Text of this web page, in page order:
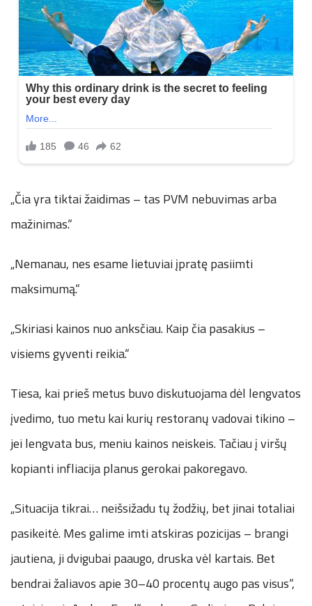
„Čia yra tiktai žaidimas – tas PVM nebuvimas arba
mažinimas.“
„Nemanau, nes esame lietuviai įpratę pasiimti
maksimumą.“
„Skiriasi kainos nuo anksčiau. Kaip čia pasakius –
visiems gyventi reikia.“
Tiesa, kai prieš metus buvo diskutuojama dėl lengvatos
įvedimo, tuo metu kai kurių restoranų vadovai tikino –
jei lengvata bus, meniu kainos neiskeis. Tačiau į viršų
kopianti infliacija planus gerokai pakoregavo.
„Situacija tikrai… neišsižadu tų žodžių, bet jinai totaliai
pasikeitė. Mes galime imti atskiras pozicijas – brangi
jautiena, ji dvigubai paaugo, druska vėl kartais. Bet
bendrai žaliavos apie 30–40 procentų augo pas visus“,